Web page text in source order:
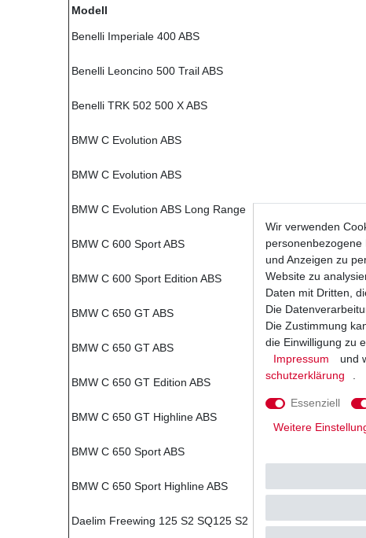
Modell
Benelli Imperiale 400 ABS
Benelli Leoncino 500 Trail ABS
Benelli TRK 502 500 X ABS
BMW C Evolution ABS
BMW C Evolution ABS
BMW C Evolution ABS Long Range
BMW C 600 Sport ABS
BMW C 600 Sport Edition ABS
BMW C 650 GT ABS
BMW C 650 GT ABS
BMW C 650 GT Edition ABS
BMW C 650 GT Highline ABS
BMW C 650 Sport ABS
BMW C 650 Sport Highline ABS
Daelim Freewing 125 S2 SQ125 S2
Wir verwenden
und Anzeigen zu
Website zu
Daten mit Dritten,
Die
Die Zustimmung
die Einwilligung zu
Impressum
und
schutz­erklärung
Essenziell
Weitere